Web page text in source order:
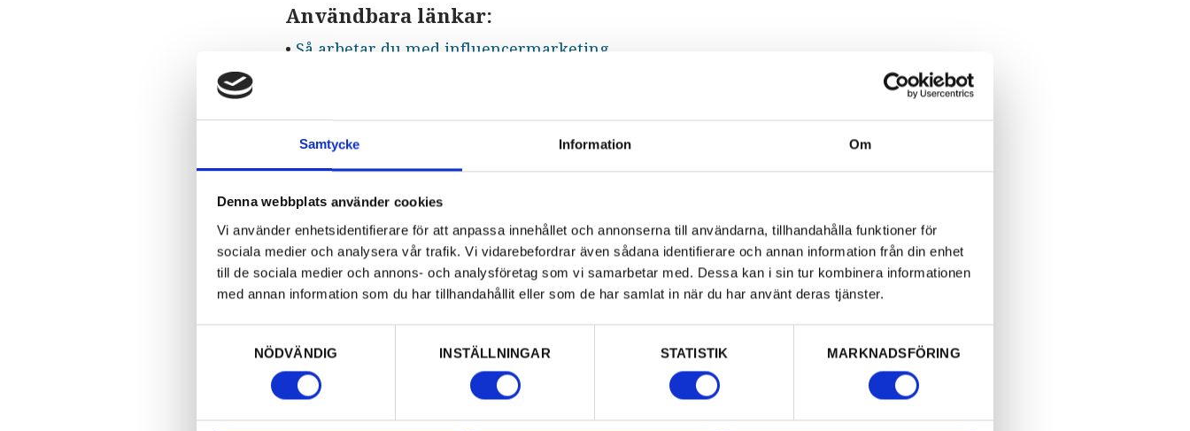
Samtycke Information Om
Denna webbplats använder cookies
Vi använder enhetsidentifierare för att anpassa innehållet och annonserna till användarna, tillhandahålla funktioner för
sociala medier och analysera vår trafik. Vi vidarebefordrar även sådana identifierare och annan information från din enhet
till de sociala medier och annons- och analysföretag som vi samarbetar med. Dessa kan i sin tur kombinera informationen
med annan information som du har tillhandahållit eller som de har samlat in när du har använt deras tjänster.
NÖDVÄNDIG
INSTÄLLNINGAR STATISTIK MARKNADSFÖRING
Användbara länkar:
• Så arbetar du med influencermarketing
2.5 Ett digitalt hem
Organisationen har ett digitalt hem, till exempel en webbplats där besökaren
konkurrenskraftig bör relevant information finnas på engelska, antingen
utvalda delar av eller hela webbplatsen.
Erbjudande:
Visit Värmland hänvisar till informationsmaterial för att internt bygga en
webbplats samt till stödfunktioner i det regionala systemet, för möjlig
medfinansiering av extern konsulttjänst för webbutveckling.